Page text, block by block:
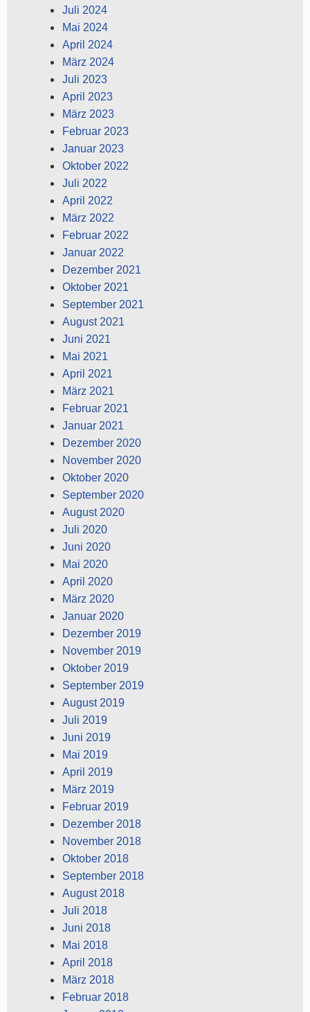
Juli 2024
Mai 2024
April 2024
März 2024
Juli 2023
April 2023
März 2023
Februar 2023
Januar 2023
Oktober 2022
Juli 2022
April 2022
März 2022
Februar 2022
Januar 2022
Dezember 2021
Oktober 2021
September 2021
August 2021
Juni 2021
Mai 2021
April 2021
März 2021
Februar 2021
Januar 2021
Dezember 2020
November 2020
Oktober 2020
September 2020
August 2020
Juli 2020
Juni 2020
Mai 2020
April 2020
März 2020
Januar 2020
Dezember 2019
November 2019
Oktober 2019
September 2019
August 2019
Juli 2019
Juni 2019
Mai 2019
April 2019
März 2019
Februar 2019
Dezember 2018
November 2018
Oktober 2018
September 2018
August 2018
Juli 2018
Juni 2018
Mai 2018
April 2018
März 2018
Februar 2018